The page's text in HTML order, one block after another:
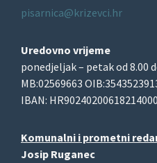
pisarnica@krizevci.hr
Uredovno vrijeme
ponedjeljak – petak od 8.00
MB:02569663
IBAN:
Komunalni i prometni
Josip Ruganec